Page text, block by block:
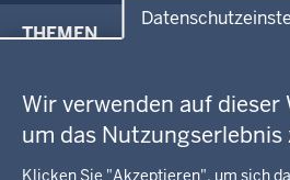
Wir verwenden auf dieser
um das Nutzungserlebnis
in
Fußzeile
THEMEN
Gesundheit und Soziales
Kommunales, Planung, Bauen und
Ordnung und Sicherheit
GEOBASIS NRW
Ausbildung und Karriere
Geodaten-Anwendungen